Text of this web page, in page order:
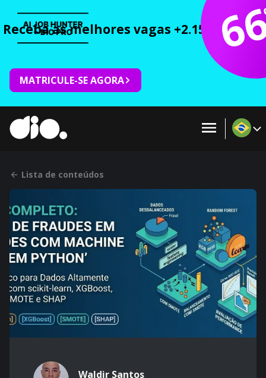
Receba as melhores vagas +2.150 cursos
MATRICULE-SE AGORA
Lista de conteúdos
Waldir Santos